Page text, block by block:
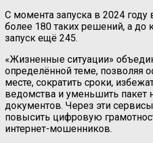
С момента запуска в 2024 году
более 180 таких решений, а до
запуск ещё 245.
«Жизненные ситуации»
определённой теме, позволяя
месте, сократить сроки,
ведомства и уменьшить пакет
документов. Через эти
повысить цифровую
интернет-мошенников.